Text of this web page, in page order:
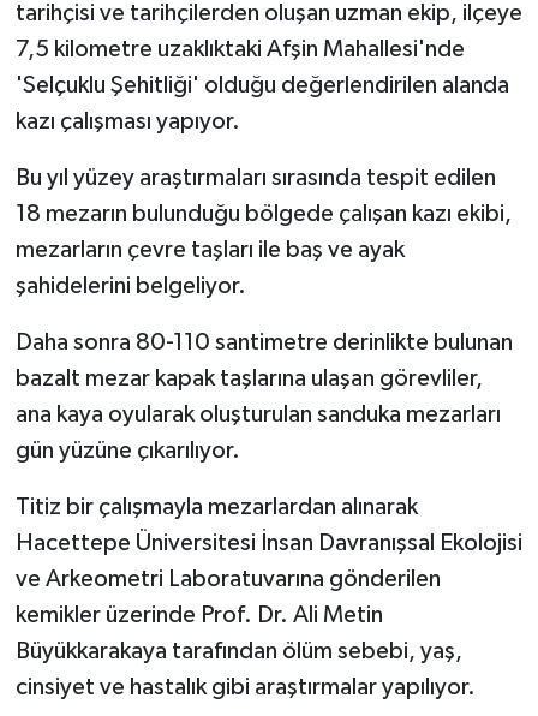
tarihçisi ve tarihçilerden oluşan uzman ekip, ilçeye
7,5 kilometre uzaklıktaki Afşin Mahallesi'nde
'Selçuklu Şehitliği' olduğu değerlendirilen alanda
kazı çalışması yapıyor.
Bu yıl yüzey araştırmaları sırasında tespit edilen
18 mezarın bulunduğu bölgede çalışan kazı ekibi,
mezarların çevre taşları ile baş ve ayak
şahidelerini belgeliyor.
Daha sonra 80-110 santimetre derinlikte bulunan
bazalt mezar kapak taşlarına ulaşan görevliler,
ana kaya oyularak oluşturulan sanduka mezarları
gün yüzüne çıkarılıyor.
Titiz bir çalışmayla mezarlardan alınarak
Hacettepe Üniversitesi İnsan Davranışsal Ekolojisi
ve Arkeometri Laboratuvarına gönderilen
kemikler üzerinde Prof. Dr. Ali Metin
Büyükkarakaya tarafından ölüm sebebi, yaş,
cinsiyet ve hastalık gibi araştırmalar yapılıyor.